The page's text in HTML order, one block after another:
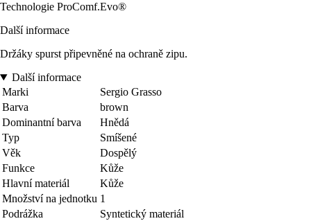
Technologie ProComf.Evo®
Další informace
Držáky spurst připevněné na ochraně zipu.
Další informace
Marki
Sergio Grasso
Barva
brown
Dominantní barva
Hnědá
Typ
Smíšené
Věk
Dospělý
Funkce
Kůže
Hlavní materiál
Kůže
Množství na jednotku 1
Podrážka
Syntetický materiál